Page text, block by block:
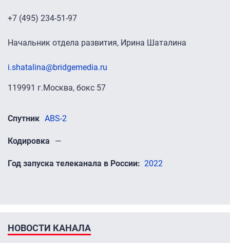
+7 (495) 234-51-97
Начальник отдела развития, Ирина Шаталина
i.shatalina@bridgemedia.ru
119991 г.Москва, бокс 57
Спутник ABS-2
Кодировка —
Год запуска телеканала в России 2022
НОВОСТИ КАНАЛА